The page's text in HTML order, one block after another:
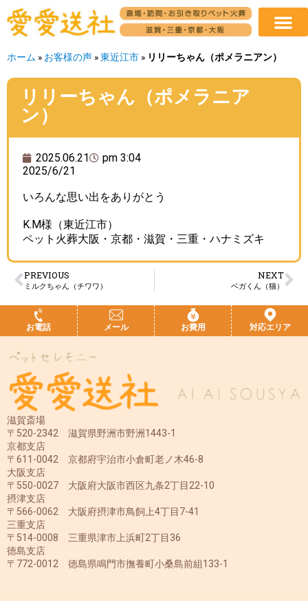
ホーム » お客様の声 »東近江市 » リリーちゃん（ポメラニアン）
リリーちゃん（ポメラニア
ン）
2025.06.21
pm 3:04
2025/6/21
いろんな思い出をありがとう
K.M様（東近江市）
ペット火葬大阪・京都・滋賀・三重・ハナミズキ
PREVIOUS
ミルクちゃん（チワワ）
NEXT
ベガくん（猫）
お電話 メール お費用 対応エリア
滋賀斎場
〒520-2342 滋賀県野洲市野洲1443-1
京都支店
〒611-0042 京都府宇治市小倉町老ノ木46-8
大阪支店
〒550-0027 大阪府大阪市西区九条2丁目22-10
摂津支店
〒566-0062 大阪府摂津市鳥飼上4丁目7-41
三重支店
〒514-0008 三重県津市上浜町2丁目36
徳島支店
〒772-0012 徳島県鳴門市撫養町小桑島前組133-1